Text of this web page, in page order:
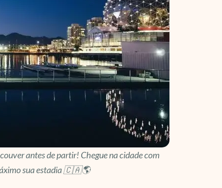
antes de partir! Chegue na cidade com
sua estadia 🇨🇦🌎